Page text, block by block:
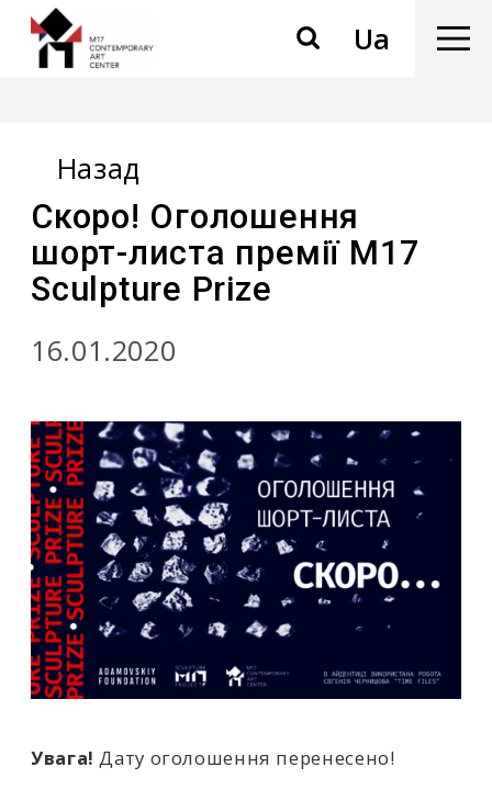
Ua
Назад
Скоро! Оголошення
шорт-листа премії M17
Sculpture Prize
16.01.2020
Увага! Дату оголошення перенесено!